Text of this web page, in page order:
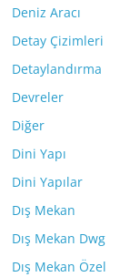
Deniz Aracı
Detay Çizimleri
Detaylandırma
Devreler
Diğer
Dini Yapı
Dini Yapılar
Dış Mekan
Dış Mekan Dwg
Dış Mekan Özel